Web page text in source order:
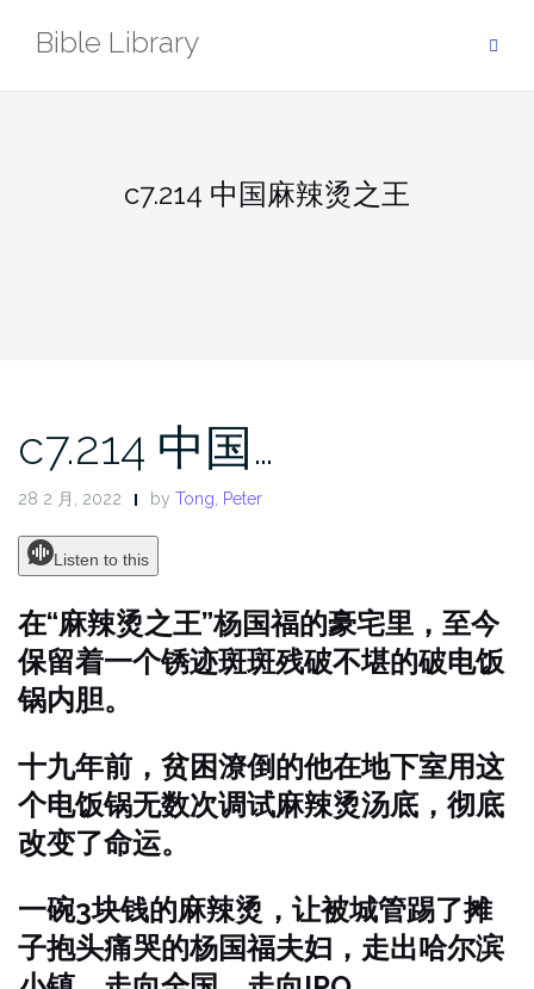
Bible Library
c7.214 中国麻辣烫之王
c7.214 中国…
28 2 月, 2022 by Tong, Peter
Listen to this
在“麻辣烫之王”杨国福的豪宅里，至今
保留着一个锈迹斑斑残破不堪的破电饭
锅内胆。
十九年前，贫困潦倒的他在地下室用这
个电饭锅无数次调试麻辣烫汤底，彻底
改变了命运。
一碗3块钱的麻辣烫，让被城管踢了摊
子抱头痛哭的杨国福夫妇，走出哈尔滨